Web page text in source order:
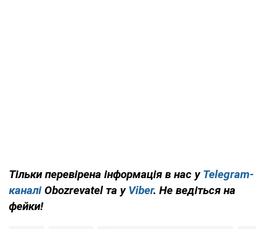
Тільки перевірена інформація в нас у Telegram-
каналі Obozrevatel та у Viber. Не ведіться на
фейки!